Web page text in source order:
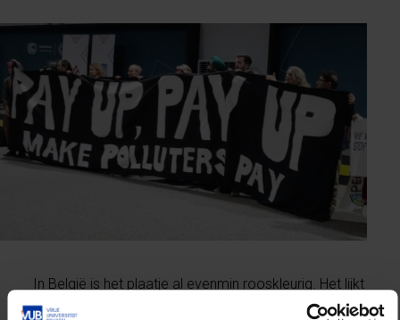
In België is het plaatje al evenmin rooskleurig. Het lijkt
erop dat het favoriete mantra van onze politici,